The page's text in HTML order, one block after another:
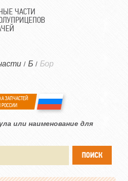
ЧАСТИ
/ Б / Бор
ЗАПЧАСТЕЙ
РОССИИ
или наименование для